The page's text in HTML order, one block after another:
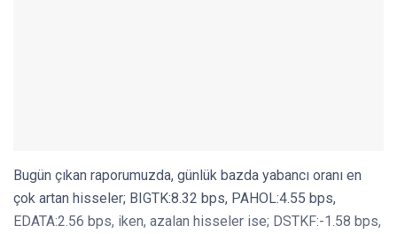
Bugün çıkan raporumuzda, günlük bazda yabancı oranı en
çok artan hisseler; BIGTK:8.32 bps, PAHOL:4.55 bps,
EDATA:2.56 bps, iken, azalan hisseler ise; DSTKF:-1.58 bps,